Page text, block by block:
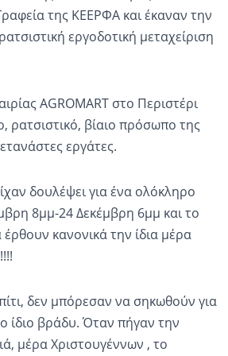
της ΚΕΕΡΦΑ και έκαναν την
εργοδοτική μεταχείριση
AGROMART στο Περιστέρι
ρατσιστικό, βίαιο πρόσωπο της
εργάτες.
δουλέψει για ένα ολόκληρο
8μμ-24 Δεκέμβρη 6μμ και το
κανονικά την ίδια μέρα
δεν μπόρεσαν να σηκωθούν για
ίδιο βράδυ. Όταν πήγαν την
μέρα Χριστουγέννων , το